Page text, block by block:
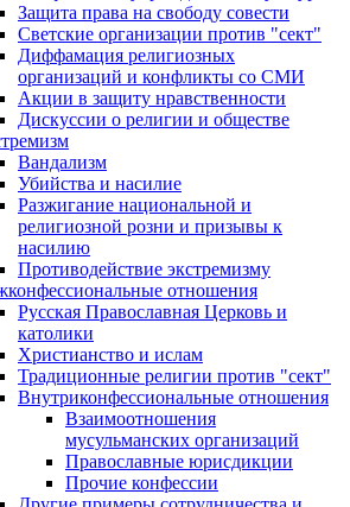
Защита права на свободу совести
Светские организации против "сект"
Диффамация религиозных
организаций и конфликты со СМИ
Акции в защиту нравственности
Дискуссии о религии и обществе
Вандализм
Убийства и насилие
Разжигание национальной и
религиозной розни и призывы к
насилию
Противодействие экстремизму
отношения
Русская Православная Церковь и
католики
Христианство и ислам
Традиционные религии против "сект"
Внутриконфессиональные отношения
Взаимоотношения
мусульманских организаций
Православные юрисдикции
Прочие конфессии